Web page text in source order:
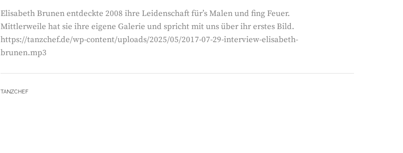
Elisabeth Brunen entdeckte 2008 ihre Leidenschaft für’s Malen und fing Feuer.
Mittlerweile hat sie ihre eigene Galerie und spricht mit uns über ihr erstes Bild.
https://tanzchef.de/wp-content/uploads/2025/05/2017-07-29-interview-elisabeth-
brunen.mp3
BY
TANZCHEF